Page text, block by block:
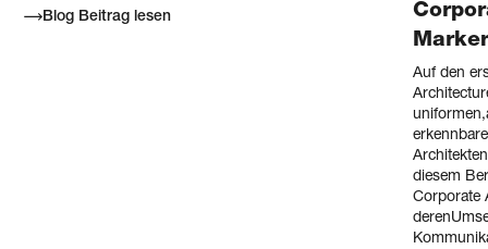
Blog Beitrag lesen
Auf den
diesem
Corporate